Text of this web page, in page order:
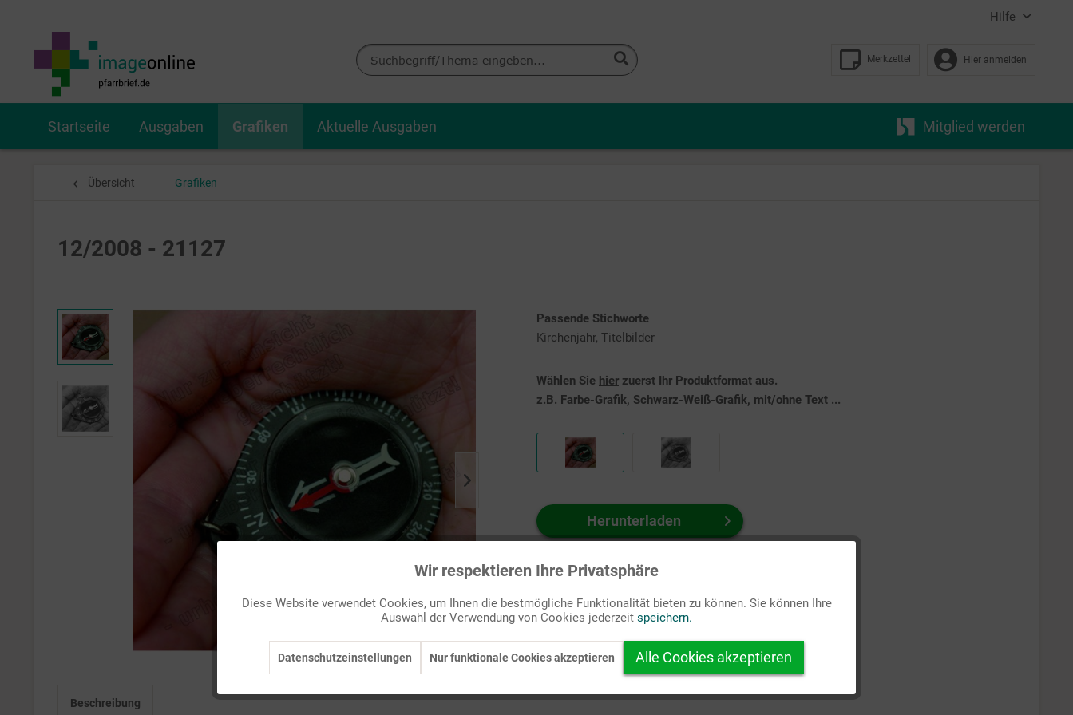
Hilfe
Merkzettel Hier anmelden
Startseite Ausgaben Grafiken Aktuelle Ausgaben Mitglied werden
Übersicht Grafiken
12/2008 - 21127
Passende Stichworte
Kirchenjahr, Titelbilder
Wählen Sie hier zuerst Ihr Produktformat aus.
z.B. Farbe-Grafik, Schwarz-Weiß-Grafik, mit/ohne Text ...
Herunterladen
Beschreibung
Inaktiv
Wir respektieren Ihre Privatsphäre
Diese Website verwendet Cookies, um Ihnen die bestmögliche Funktionalität bieten zu können. Sie können Ihre
Auswahl der Verwendung von Cookies jederzeit speichern.
Datenschutzeinstellungen Nur funktionale Cookies akzeptieren Alle Cookies akzeptieren